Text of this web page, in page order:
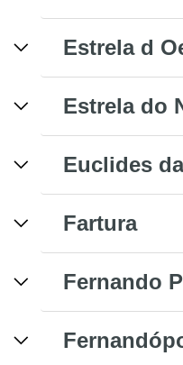
Estrela d
Estrela do
Euclides
Fartura
Fernando